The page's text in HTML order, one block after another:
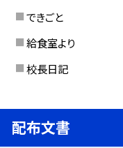
できごと
給食室より
校長日記
配布文書